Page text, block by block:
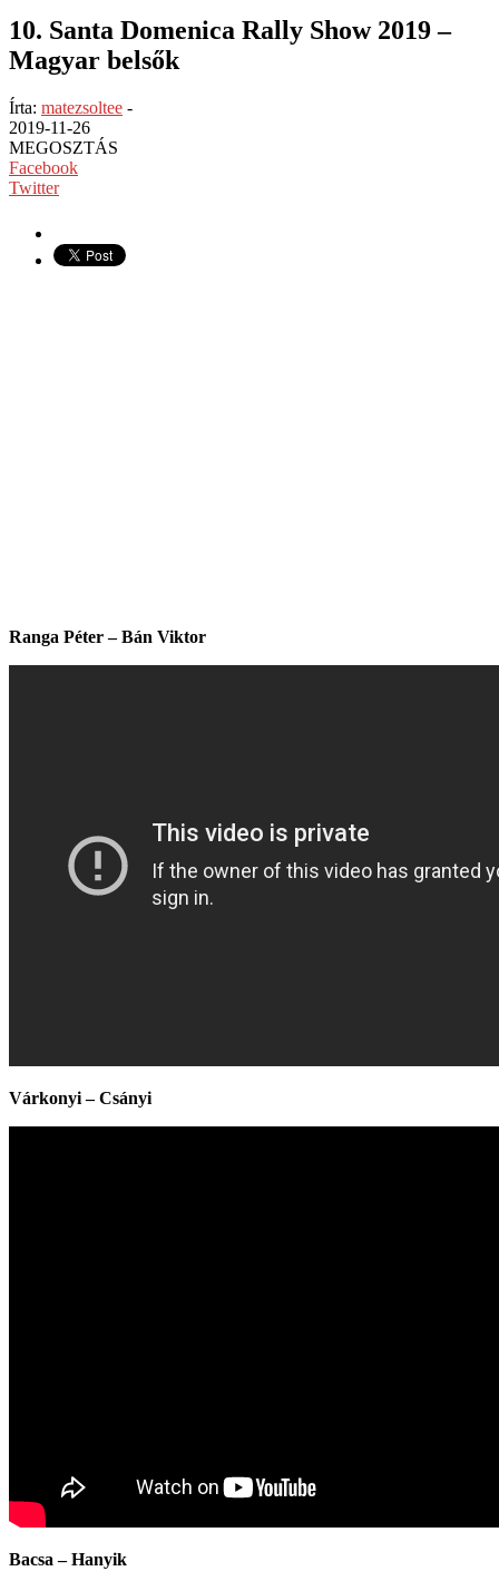
10. Santa Domenica Rally Show 2019 –
Magyar belsők
Írta: matezsoltee -
2019-11-26
MEGOSZTÁS
Facebook
Twitter
Ranga Péter – Bán Viktor
Várkonyi – Csányi
Bacsa – Hanyik